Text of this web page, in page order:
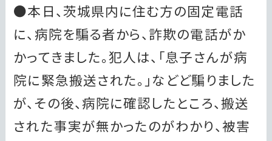
●本日、茨城県内に住む方の固定電話
に、病院を騙る者から、詐欺の電話がか
かってきました。犯人は、「息子さんが病
院に緊急搬送された。」などど騙りました
が、その後、病院に確認したところ、搬送
された事実が無かったのがわかり、被害